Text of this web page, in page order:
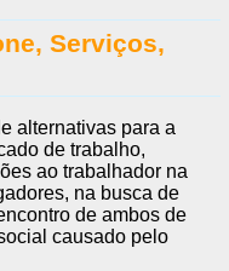
Serviços,
alternativas para a
de trabalho,
ao trabalhador na
na busca de
de ambos de
causado pelo